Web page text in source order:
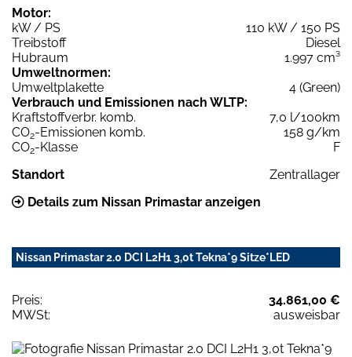
Motor:
kW / PS
110 kW / 150 PS
Treibstoff
Diesel
Hubraum
1.997 cm³
Umweltnormen:
Umweltplakette
4 (Green)
Verbrauch und Emissionen nach WLTP:
Kraftstoffverbr. komb.
7,0 l/100km
CO2-Emissionen komb.
158 g/km
CO2-Klasse
F
Standort
Zentrallager
Details zum Nissan Primastar anzeigen
Nissan Primastar 2.0 DCI L2H1 3,0t Tekna*9 Sitze*LED
Preis:
34.861,00 €
MWSt:
ausweisbar